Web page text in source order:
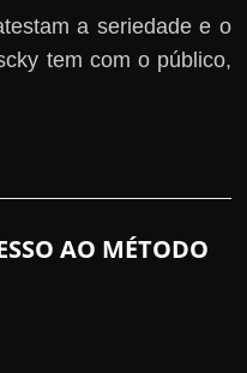
a seriedade e o
tem com o público,
AO MÉTODO